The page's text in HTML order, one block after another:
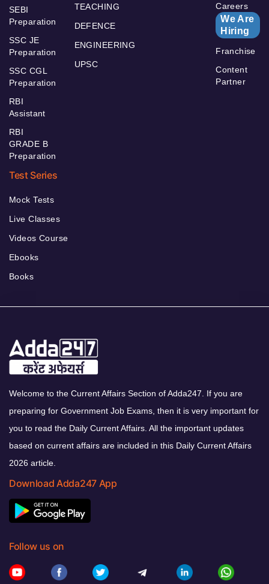
SEBI
Preparation
SSC JE
Preparation
SSC CGL
Preparation
RBI
Assistant
RBI
GRADE B
Preparation
TEACHING
DEFENCE
ENGINEERING
UPSC
Careers
We Are
Hiring
Franchise
Content
Partner
Test Series
Mock Tests
Live Classes
Videos Course
Ebooks
Books
Welcome to the Current Affairs Section of Adda247. If you are
preparing for Government Job Exams, then it is very important for
you to read the Daily Current Affairs. All the important updates
based on current affairs are included in this Daily Current Affairs
2026 article.
Download Adda247 App
Follow us on